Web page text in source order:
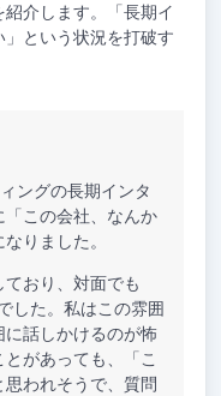
介します。「長期イ
という状況を打破す
ングの長期インタ
「この会社、なんか
りました。
おり、対面でも
した。私はこの雰囲
話しかけるのが怖
があっても、「こ
われそうで、質問